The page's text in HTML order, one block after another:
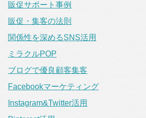
販促サポート事例
販促・集客の法則
関係性を深めるSNS活用
ミラクルPOP
ブログで優良顧客集客
Facebookマーケティング
Instagram&Twitter活用